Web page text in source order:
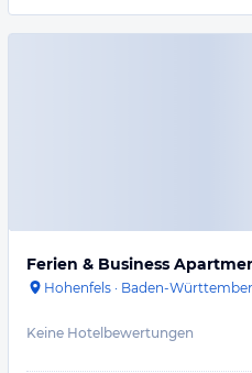
Ferien & Business
Hohenfels · Baden-
Keine Hotelbewertungen